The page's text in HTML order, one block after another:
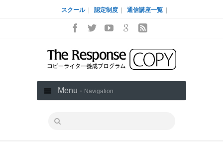
スクール 認定制度 通信講座一覧
Menu - Navigation